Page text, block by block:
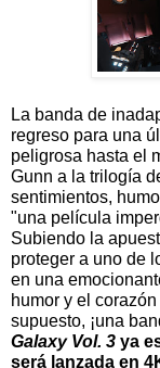
La banda de
regreso para una
peligrosa hasta el
Gunn a la trilogía
sentimientos,
"una película
Subiendo la
proteger a uno de
en una
humor y el
supuesto, ¡una
Galaxy Vol. 3 ya
será lanzada en